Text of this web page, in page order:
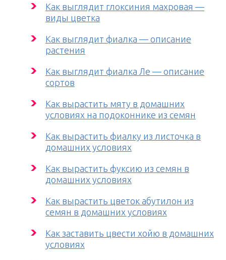
Как выглядит глоксиния махровая —
виды цветка
Как выглядит фиалка — описание
растения
Как выглядит фиалка Ле — описание
сортов
Как вырастить мяту в домашних
условиях на подоконнике из семян
Как вырастить фиалку из листочка в
домашних условиях
Как вырастить фуксию из семян в
домашних условиях
Как вырастить цветок абутилон из
семян в домашних условиях
Как заставить цвести хойю в домашних
условиях